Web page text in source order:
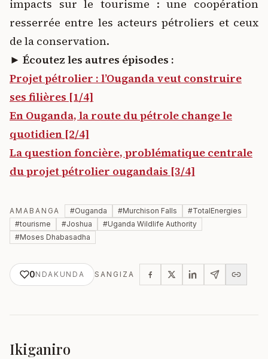
impacts sur le tourisme : une coopération
resserrée entre les acteurs pétroliers et ceux
de la conservation.
► Écoutez les autres épisodes :
Projet pétrolier : l’Ouganda veut construire
ses filières [1/4]
En Ouganda, la route du pétrole change le
quotidien [2/4]
La question foncière, problématique centrale
du projet pétrolier ougandais [3/4]
AMABANGA #Ouganda #Murchison Falls #TotalEnergies
#tourisme #Joshua #Uganda Wildlife Authority
#Moses Dhabasadha
0NDAKUNDA SANGIZA
Ikiganiro